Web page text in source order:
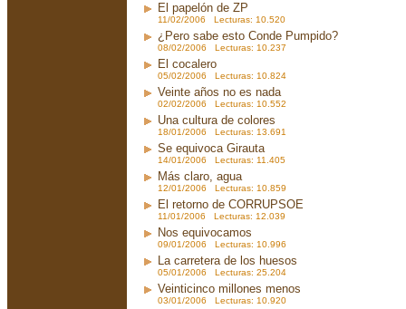
El papelón de ZP
11/02/2006 Lecturas: 10.520
¿Pero sabe esto Conde Pumpido?
08/02/2006 Lecturas: 10.237
El cocalero
05/02/2006 Lecturas: 10.824
Veinte años no es nada
02/02/2006 Lecturas: 10.552
Una cultura de colores
18/01/2006 Lecturas: 13.691
Se equivoca Girauta
14/01/2006 Lecturas: 11.405
Más claro, agua
12/01/2006 Lecturas: 10.859
El retorno de CORRUPSOE
11/01/2006 Lecturas: 12.039
Nos equivocamos
09/01/2006 Lecturas: 10.996
La carretera de los huesos
05/01/2006 Lecturas: 25.204
Veinticinco millones menos
03/01/2006 Lecturas: 10.920